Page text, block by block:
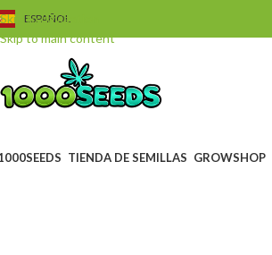
Skip to navigation
Skip to main content
ESPAÑOL
TIENDA DE SEMILLAS GROWSHOP